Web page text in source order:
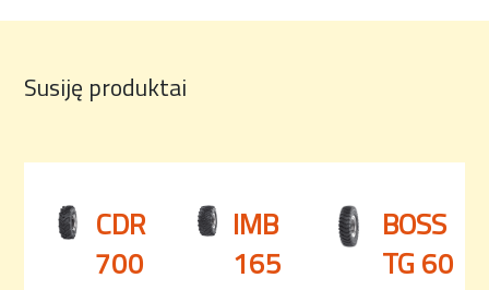
Susiję produktai
CDR
700
IMB
165
BOSS
TG 60